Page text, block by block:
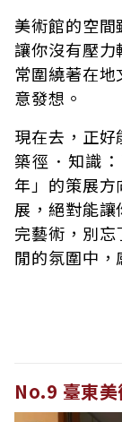
美術館的空
讓你沒有壓
常圍繞著在
意發想。
現在去，正好
築徑．知識
年」的策展
展，絕對能
完藝術，別
閒的氛圍中，
No.9 臺東